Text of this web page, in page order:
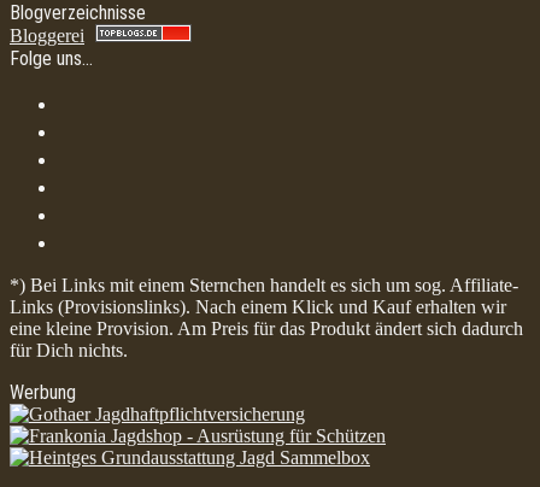
Blogverzeichnisse
Bloggerei
Folge uns…
*) Bei Links mit einem Sternchen handelt es sich um sog. Affiliate-
Links (Provisionslinks). Nach einem Klick und Kauf erhalten wir
eine kleine Provision. Am Preis für das Produkt ändert sich dadurch
für Dich nichts.
Werbung